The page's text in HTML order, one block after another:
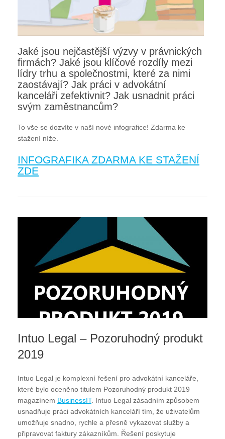
Jaké jsou nejčastější výzvy v právnických
firmách? Jaké jsou klíčové rozdíly mezi
lídry trhu a společnostmi, které za nimi
zaostávají? Jak práci v advokátní
kanceláři zefektivnit? Jak usnadnit práci
svým zaměstnancům?
To vše se dozvíte v naší nové infografice! Zdarma ke
stažení níže.
INFOGRAFIKA ZDARMA KE STAŽENÍ
ZDE
Intuo Legal – Pozoruhodný produkt
2019
Intuo Legal je komplexní řešení pro advokátní kanceláře,
které bylo oceněno titulem Pozoruhodný produkt 2019
magazínem BusinessIT. Intuo Legal zásadním způsobem
usnadňuje práci advokátních kanceláří tím, že uživatelům
umožňuje snadno, rychle a přesně vykazovat služby a
připravovat faktury zákazníkům. Řešení poskytuje